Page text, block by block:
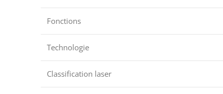
Fonctions
Technologie
Classification laser